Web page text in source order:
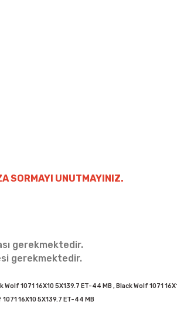
SORMAYI UNUTMAYINIZ.
gerekmektedir.
gerekmektedir.
1071 16X10 5X139.7 ET-44 MB , Black Wolf 1071
16X10 5X139.7 ET-44 MB